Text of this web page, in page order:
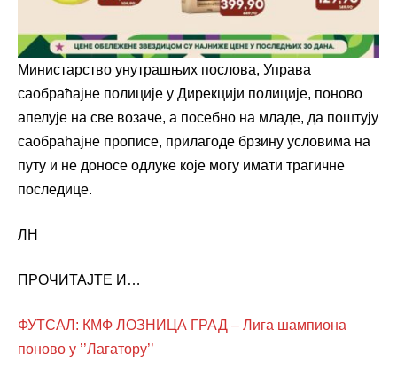
Министарство унутрашњих послова, Управа
саобраћајне полиције у Дирекцији полиције, поново
апелује на све возаче, а посебно на младе, да поштују
саобраћајне прописе, прилагоде брзину условима на
путу и не доносе одлуке које могу имати трагичне
последице.
ЛН
ПРОЧИТАЈТЕ И…
ФУТСАЛ: КМФ ЛОЗНИЦА ГРАД – Лига шампиона
поново у ’’Лагатору’’